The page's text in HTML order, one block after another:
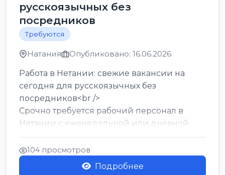
русскоязычных без
посредников
Требуются
Натания Опубликовано: 16.06.2026
Работа в Нетании: свежие вакансии на
сегодня для русскоязычных без
посредников<br />
Срочно требуется рабочий персонал в
Нетании с еженедельной или дневной
оплатой<br />
Свежие вакансии в Нетании дл...
104 просмотров
Подробнее